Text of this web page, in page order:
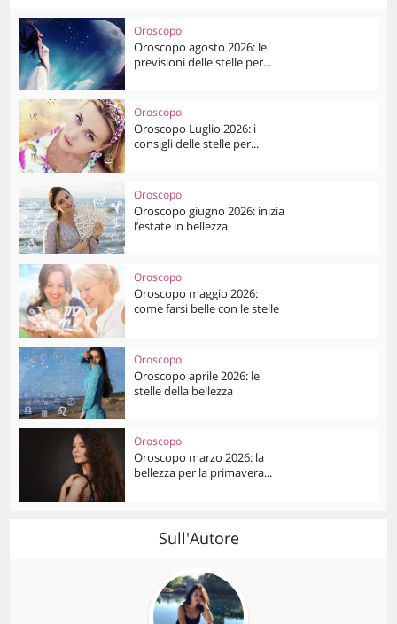
Oroscopo
Oroscopo agosto 2026: le
previsioni delle stelle per...
Oroscopo
Oroscopo Luglio 2026: i
consigli delle stelle per...
Oroscopo
Oroscopo giugno 2026: inizia
l’estate in bellezza
Oroscopo
Oroscopo maggio 2026:
come farsi belle con le stelle
Oroscopo
Oroscopo aprile 2026: le
stelle della bellezza
Oroscopo
Oroscopo marzo 2026: la
bellezza per la primavera...
Sull'Autore